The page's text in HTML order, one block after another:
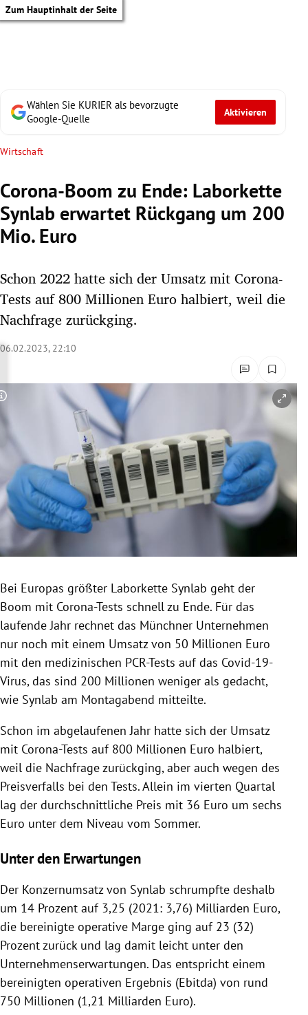
Zum Hauptinhalt der Seite
Untermenü
Untermenü
Untermenü
Untermenü
Untermenü
Untermenü
Untermenü
Untermenü
Untermenü
Wählen Sie KURIER als bevorzugte
Google-Quelle
Aktivieren
Wirtschaft
Corona-Boom zu Ende: Laborkette
Synlab erwartet Rückgang um 200
Mio. Euro
Schon 2022 hatte sich der Umsatz mit Corona-
Tests auf 800 Millionen Euro halbiert, weil die
Nachfrage zurückging.
06.02.2023, 22:10
Copyright-Hinweis öffnen/schließen
Bei Europas größter Laborkette Synlab geht der
Boom mit Corona-Tests schnell zu Ende. Für das
laufende Jahr rechnet das Münchner Unternehmen
nur noch mit einem Umsatz von 50 Millionen Euro
mit den medizinischen PCR-Tests auf das Covid-19-
Virus, das sind 200 Millionen weniger als gedacht,
wie Synlab am Montagabend mitteilte.
Schon im abgelaufenen Jahr hatte sich der Umsatz
mit Corona-Tests auf 800 Millionen Euro halbiert,
weil die Nachfrage zurückging, aber auch wegen des
Preisverfalls bei den Tests. Allein im vierten Quartal
lag der durchschnittliche Preis mit 36 Euro um sechs
Euro unter dem Niveau vom Sommer.
Unter den Erwartungen
Der Konzernumsatz von Synlab schrumpfte deshalb
um 14 Prozent auf 3,25 (2021: 3,76) Milliarden Euro,
die bereinigte operative Marge ging auf 23 (32)
Prozent zurück und lag damit leicht unter den
Unternehmenserwartungen. Das entspricht einem
bereinigten operativen Ergebnis (Ebitda) von rund
750 Millionen (1,21 Milliarden Euro).